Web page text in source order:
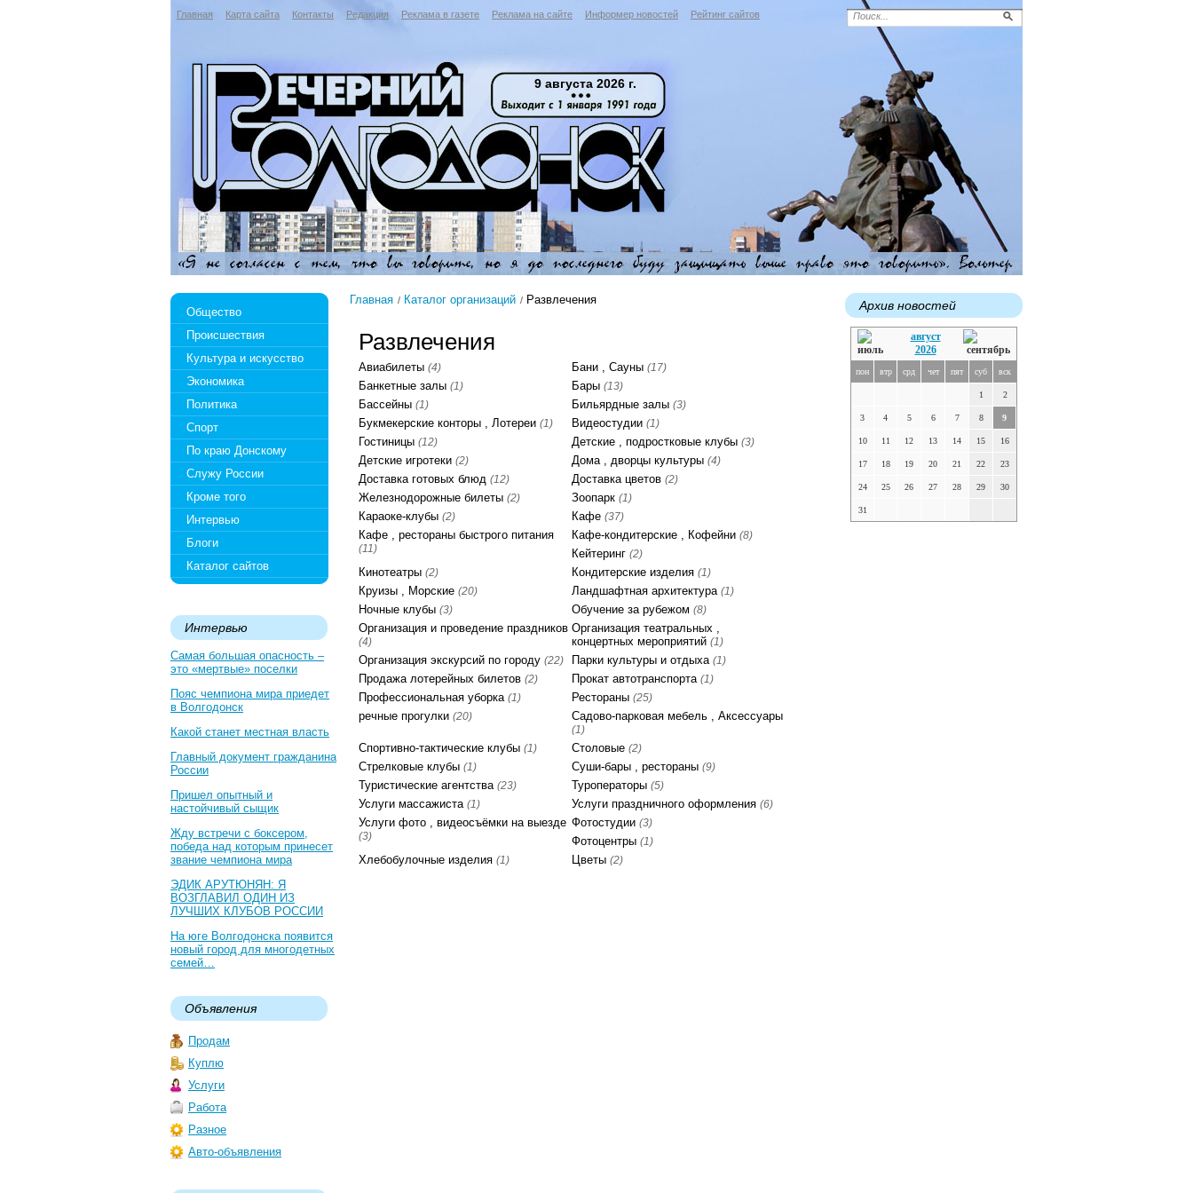
Главная Карта сайта Контакты Редакция Реклама в газете Реклама на сайте Информер новостей Рейтинг сайтов
9 августа 2026 г.
Общество
Происшествия
Культура и искусство
Экономика
Политика
Спорт
По краю Донскому
Служу России
Кроме того
Интервью
Блоги
Каталог сайтов
Интервью
Самая большая опасность –
это «мертвые» поселки
Пояс чемпиона мира приедет
в Волгодонск
Какой станет местная власть
Главный документ гражданина
России
Пришел опытный и
настойчивый сыщик
Жду встречи с боксером,
победа над которым принесет
звание чемпиона мира
ЭДИК АРУТЮНЯН: Я
ВОЗГЛАВИЛ ОДИН ИЗ
ЛУЧШИХ КЛУБОВ РОССИИ
На юге Волгодонска появится
новый город для многодетных
семей…
Объявления
Продам
Куплю
Услуги
Работа
Разное
Авто-объявления
Главная Каталог организаций Развлечения
Развлечения
Авиабилеты (4) Бани , Сауны (17)
Банкетные залы (1) Бары (13)
Бассейны (1) Бильярдные залы (3)
Букмекерские конторы , Лотереи (1) Видеостудии (1)
Гостиницы (12) Детские , подростковые клубы (3)
Детские игротеки (2) Дома , дворцы культуры (4)
Доставка готовых блюд (12) Доставка цветов (2)
Железнодорожные билеты (2) Зоопарк (1)
Караоке-клубы (2) Кафе (37)
Кафе , рестораны быстрого питания
(11)
Кафе-кондитерские , Кофейни (8)
Кейтеринг (2)
Кинотеатры (2) Кондитерские изделия (1)
Круизы , Морские (20) Ландшафтная архитектура (1)
Ночные клубы (3) Обучение за рубежом (8)
Организация и проведение праздников
(4)
Организация театральных ,
концертных мероприятий (1)
Организация экскурсий по городу (22) Парки культуры и отдыха (1)
Продажа лотерейных билетов (2) Прокат автотранспорта (1)
Профессиональная уборка (1) Рестораны (25)
речные прогулки (20) Садово-парковая мебель , Аксессуары
(1)
Спортивно-тактические клубы (1) Столовые (2)
Стрелковые клубы (1) Суши-бары , рестораны (9)
Туристические агентства (23) Туроператоры (5)
Услуги массажиста (1) Услуги праздничного оформления (6)
Услуги фото , видеосъёмки на выезде
(3)
Фотостудии (3)
Фотоцентры (1)
Хлебобулочные изделия (1) Цветы (2)
Архив новостей
август
2026
пон втр срд чет пят суб вск
1 2
3 4 5 6 7 8 9
10 11 12 13 14 15 16
17 18 19 20 21 22 23
24 25 26 27 28 29 30
31